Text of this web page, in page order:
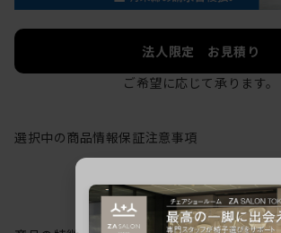
法人限定 お見積り
ご希望に応じて承ります。
選択中の商品情報保証注意事項
シ